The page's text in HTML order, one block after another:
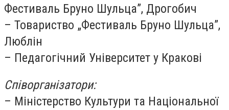
Фестиваль Бруно Шульца”, Дрогобич
– Товариство „Фестиваль Бруно Шульца”,
Люблін
– Педагогічний Університет у Кракові
Співорганізатори:
– Міністерство Культури та Національної